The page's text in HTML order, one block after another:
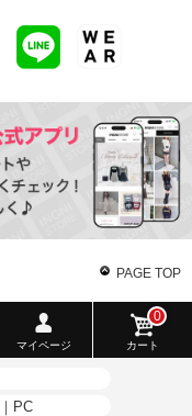
PAGE TOP
マイページ カート
0
｜ PC